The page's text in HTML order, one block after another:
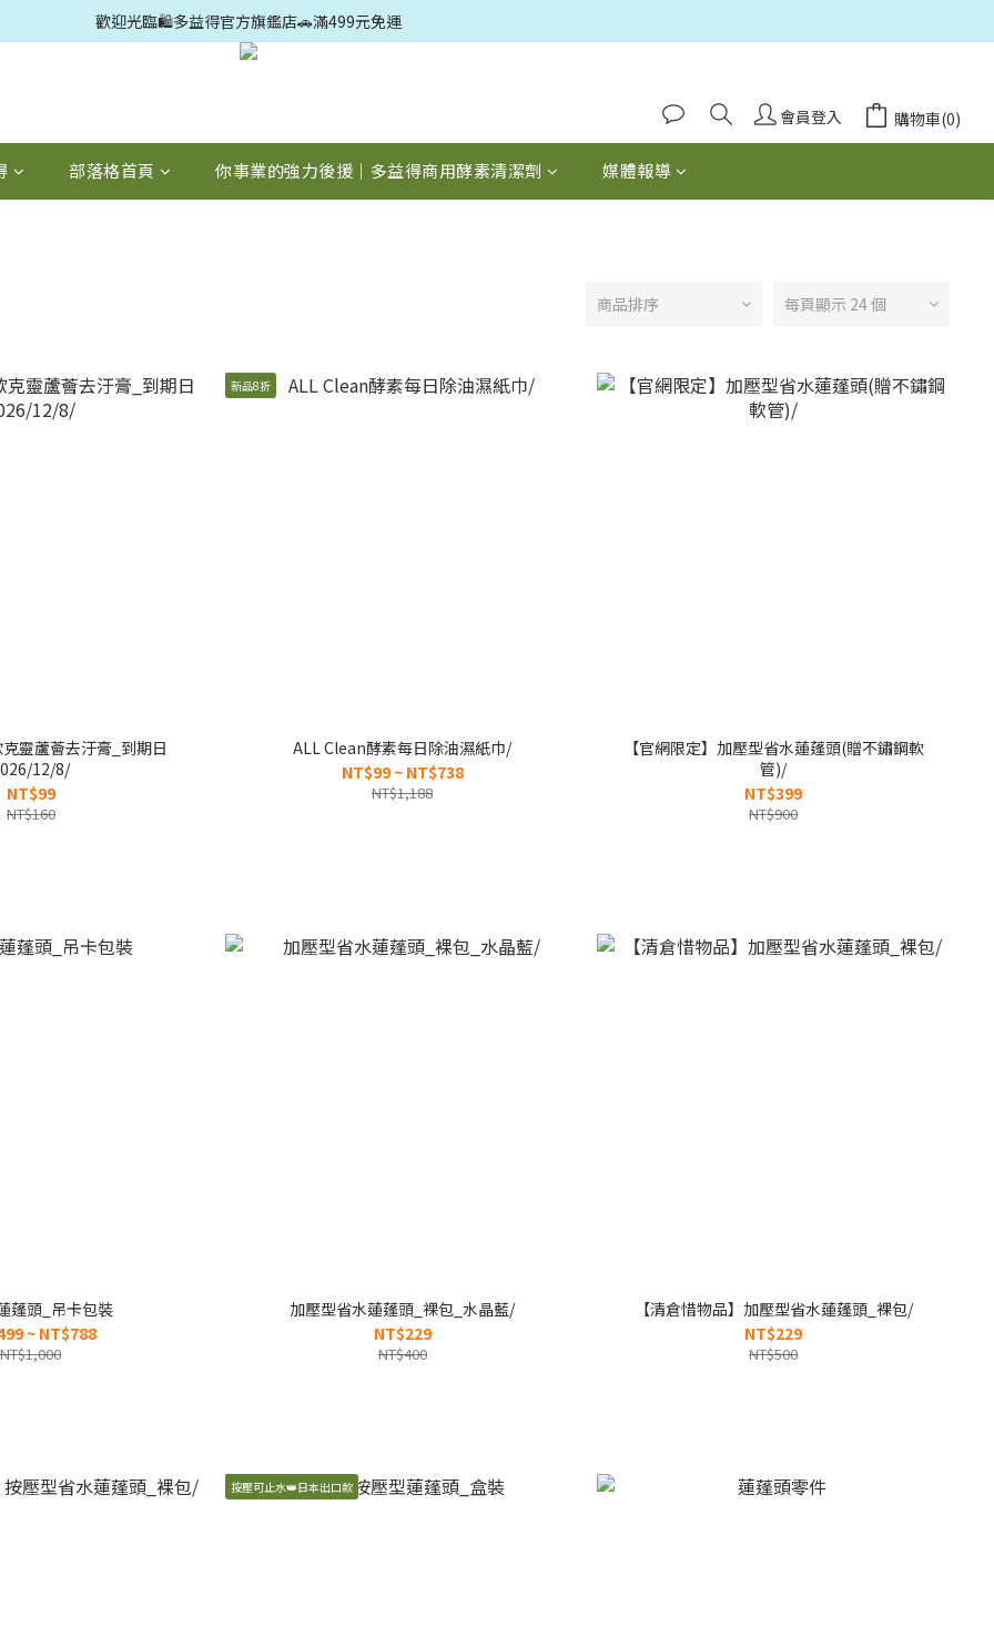
歡迎光臨🛍️多益得官方旗鑑店🚗滿499元免運
歡迎光臨🛍️多益得官方旗鑑店🚗滿499元免運
歡迎新朋友👋加入好友享100元購物金
會員登入 購物車(0)
部落格首頁 你事業的強力後援｜多益得商用酵素清潔劑 媒體報導
商品排序 每頁顯示 24 個
克靈蘆薈去汙膏_到期日
12/8/
NT$99
NT$160
新品8折
ALL Clean酵素每日除油濕紙巾/
NT$99 ~ NT$738
NT$1,188
【官網限定】加壓型省水蓮蓬頭(贈不鏽鋼軟
管)/
NT$399
NT$900
蓬頭_吊卡包裝
~ NT$788
NT$1,000
加壓型省水蓮蓬頭_裸包_水晶藍/
NT$229
NT$400
【清倉惜物品】加壓型省水蓮蓬頭_裸包/
NT$229
NT$500
按壓可止水👑日本出口款